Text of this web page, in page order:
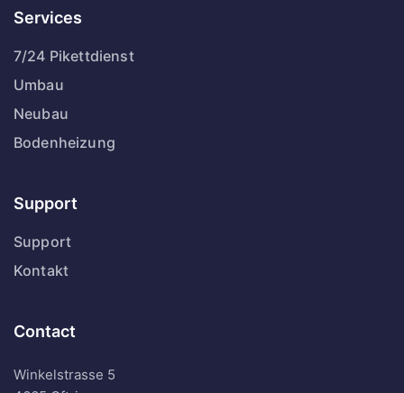
Services
7/24 Pikettdienst
Umbau
Neubau
Bodenheizung
Support
Support
Kontakt
Contact
Winkelstrasse 5